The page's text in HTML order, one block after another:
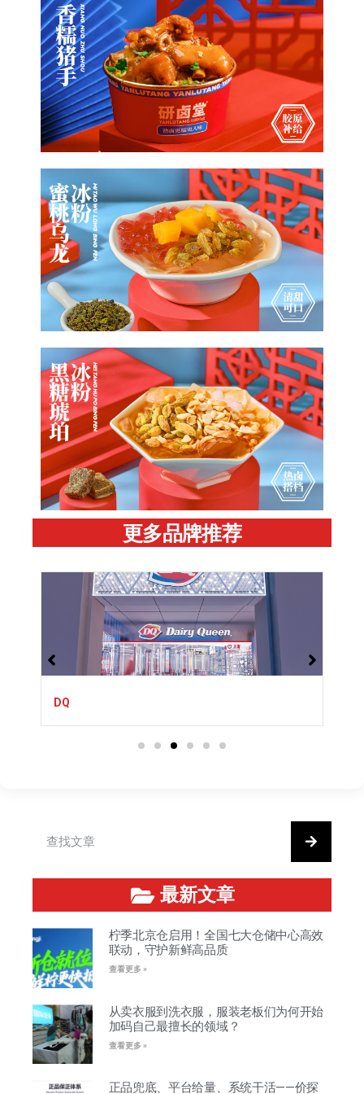
更多品牌推荐
DQ
最新文章
柠季北京仓启用！全国七大仓储中心高效
联动，守护新鲜高品质
查看更多 »
从卖衣服到洗衣服，服装老板们为何开始
加码自己最擅长的领域？
查看更多 »
正品兜底、平台给量、系统干活——价探